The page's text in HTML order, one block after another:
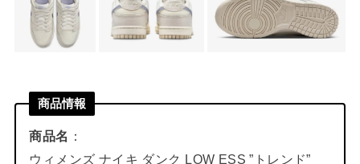
商品情報
商品名 ：
ウィメンズ ナイキ ダンク LOW ESS ”トレンド”